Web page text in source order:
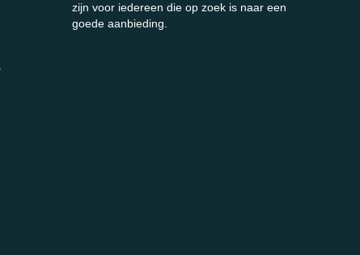
zijn voor iedereen die op zoek is naar een
goede aanbieding.